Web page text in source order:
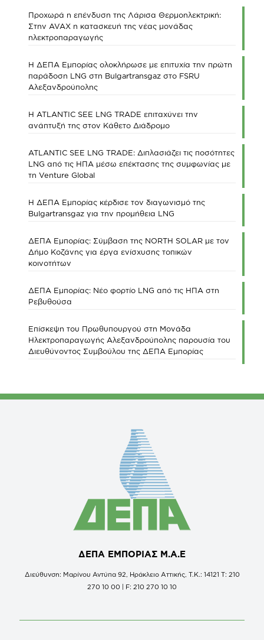
Προχωρά η επένδυση της Λάρισα Θερμοηλεκτρική:
Στην AVAX η κατασκευή της νέας μονάδας
ηλεκτροπαραγωγής
Η ΔΕΠΑ Εμπορίας ολοκλήρωσε με επιτυχία την πρώτη
παράδοση LNG στη Bulgartransgaz στο FSRU
Αλεξανδρούπολης
Η ATLANTIC SEE LNG TRADE επιταχύνει την
ανάπτυξή της στον Κάθετο Διάδρομο
ATLANTIC SEE LNG TRADE: Διπλασιάζει τις ποσότητες
LNG από τις ΗΠΑ μέσω επέκτασης της συμφωνίας με
τη Venture Global
Η ΔΕΠΑ Εμπορίας κέρδισε τον διαγωνισμό της
Bulgartransgaz για την προμήθεια LNG
ΔΕΠΑ Εμπορίας: Σύμβαση της NORTH SOLAR με τον
Δήμο Κοζάνης για έργα ενίσχυσης τοπικών
κοινοτήτων
ΔΕΠΑ Εμπορίας: Νέο φορτίο LNG από τις ΗΠΑ στη
Ρεβυθούσα
Επίσκεψη του Πρωθυπουργού στη Μονάδα
Ηλεκτροπαραγωγής Αλεξανδρούπολης παρουσία του
Διευθύνοντος Συμβούλου της ΔΕΠΑ Εμπορίας
ΔΕΠΑ ΕΜΠΟΡΙΑΣ Μ.Α.Ε
Διεύθυνση: Μαρίνου Αντύπα 92, Ηράκλειο Αττικής, Τ.Κ.: 14121 Τ: 210
270 10 00 | F: 210 270 10 10